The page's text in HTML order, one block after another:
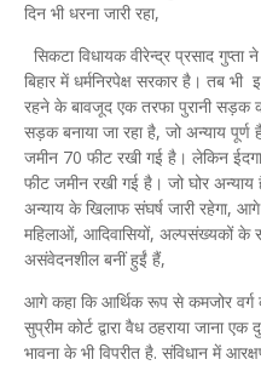
दिन भी धरना जारी रहा,
सिकटा विधायक वीरेन्द्र प्रसाद
बिहार में धर्मनिरपेक्ष सरकार है। तब भी
रहने के बावजूद एक तरफा पुरानी सड़क
सड़क बनाया जा रहा है, जो अन्याय
जमीन 70 फीट रखी गई है। लेकिन
फीट जमीन रखी गई है। जो घोर
अन्याय के खिलाफ संघर्ष जारी रहेगा,
महिलाओं, आदिवासियों, अल्पसंख्यकों
असंवेदनशील बनीं हुईं हैं,
आगे कहा कि आर्थिक रूप से कमजोर वर्ग
सुप्रीम कोर्ट द्वारा वैध ठहराया जाना
भावना के भी विपरीत है. संविधान में